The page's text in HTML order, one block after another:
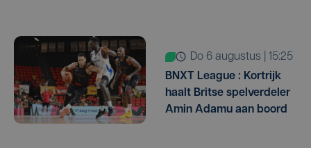
do 6 augustus | 15:25
BNXT League : Kortrijk
haalt Britse spelverdeler
Amin Adamu aan boord